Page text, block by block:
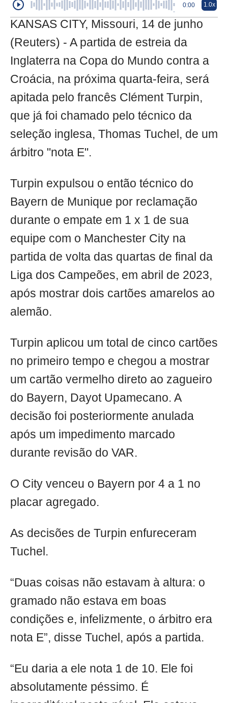
0:00 1.0x
KANSAS CITY, Missouri, 14 de junho
(Reuters) - A partida de estreia da
Inglaterra na Copa do Mundo contra a
Croácia, na próxima quarta-feira, será
apitada pelo francês Clément Turpin,
que já foi chamado pelo técnico da
seleção inglesa, Thomas Tuchel, de um
árbitro "nota E".
Turpin expulsou o então técnico do
Bayern de Munique por reclamação
durante o empate em 1 x 1 de sua
equipe com o Manchester City na
partida de volta das quartas de final da
Liga dos Campeões, em abril de 2023,
após mostrar dois cartões amarelos ao
alemão.
Turpin aplicou um total de cinco cartões
no primeiro tempo e chegou a mostrar
um cartão vermelho direto ao zagueiro
do Bayern, Dayot Upamecano. A
decisão foi posteriormente anulada
após um impedimento marcado
durante revisão do VAR.
O City venceu o Bayern por 4 a 1 no
placar agregado.
As decisões de Turpin enfureceram
Tuchel.
“Duas coisas não estavam à altura: o
gramado não estava em boas
condições e, infelizmente, o árbitro era
nota E”, disse Tuchel, após a partida.
“Eu daria a ele nota 1 de 10. Ele foi
absolutamente péssimo. É